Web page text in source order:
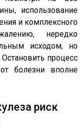
использование
и комплексного
нередко
исходом, но
процесс
болезни вполне
риск